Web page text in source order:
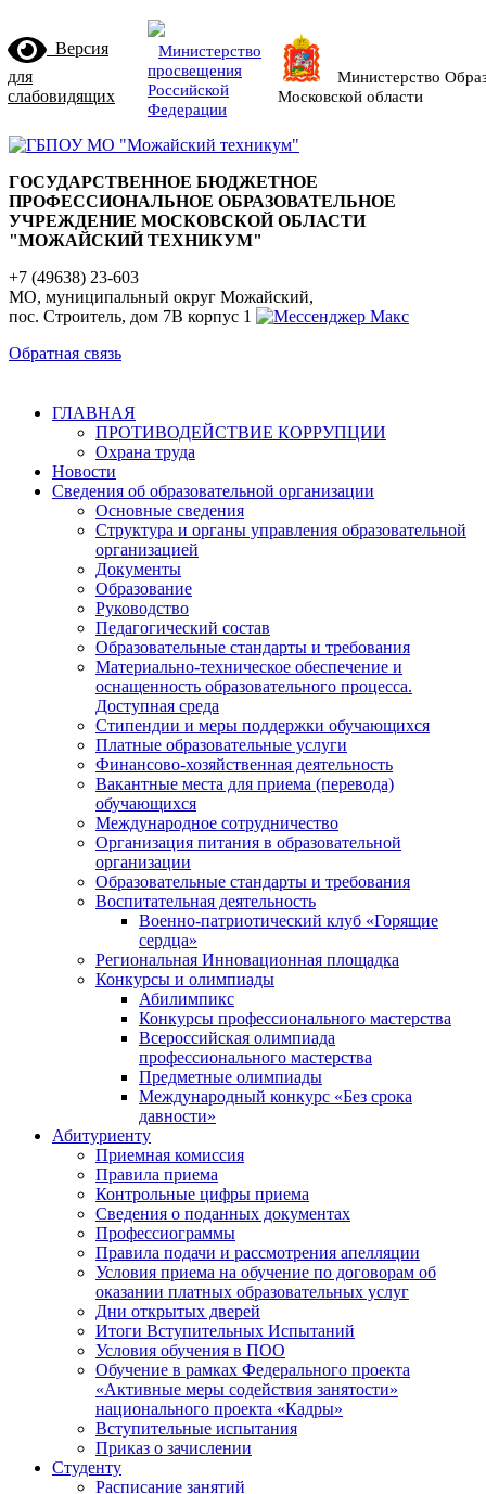
Версия
для
слабовидящих
Министерство
просвещения
Российской
Федерации
Министерство
Московской области
ГОСУДАРСТВЕННОЕ БЮДЖЕТНОЕ
ПРОФЕССИОНАЛЬНОЕ ОБРАЗОВАТЕЛЬНОЕ
УЧРЕЖДЕНИЕ МОСКОВСКОЙ ОБЛАСТИ
"МОЖАЙСКИЙ ТЕХНИКУМ"
+7 (49638) 23-603
МО, муниципальный округ Можайский,
пос. Строитель, дом 7В корпус 1
Обратная связь
ГЛАВНАЯ
ПРОТИВОДЕЙСТВИЕ КОРРУПЦИИ
Охрана труда
Новости
Сведения об образовательной организации
Основные сведения
Структура и органы управления образовательной
организацией
Документы
Образование
Руководство
Педагогический состав
Образовательные стандарты и требования
Материально-техническое обеспечение и
оснащенность образовательного процесса.
Доступная среда
Стипендии и меры поддержки обучающихся
Платные образовательные услуги
Финансово-хозяйственная деятельность
Вакантные места для приема (перевода)
обучающихся
Международное сотрудничество
Организация питания в образовательной
организации
Образовательные стандарты и требования
Воспитательная деятельность
Военно-патриотический клуб «Горящие
сердца»
Региональная Инновационная площадка
Конкурсы и олимпиады
Абилимпикс
Конкурсы профессионального мастерства
Всероссийская олимпиада
профессионального мастерства
Предметные олимпиады
Международный конкурс «Без срока
давности»
Абитуриенту
Приемная комиссия
Правила приема
Контрольные цифры приема
Сведения о поданных документах
Профессиограммы
Правила подачи и рассмотрения апелляции
Условия приема на обучение по договорам об
оказании платных образовательных услуг
Дни открытых дверей
Итоги Вступительных Испытаний
Условия обучения в ПОО
Обучение в рамках Федерального проекта
«Активные меры содействия занятости»
национального проекта «Кадры»
Вступительные испытания
Приказ о зачислении
Студенту
Расписание занятий